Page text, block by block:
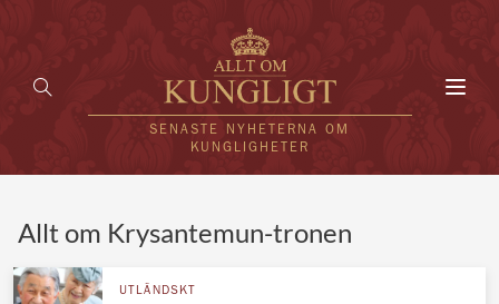
SENASTE NYHETERNA OM
KUNGLIGHETER
Allt om Krysantemun-tronen
UTLÄNDSKT